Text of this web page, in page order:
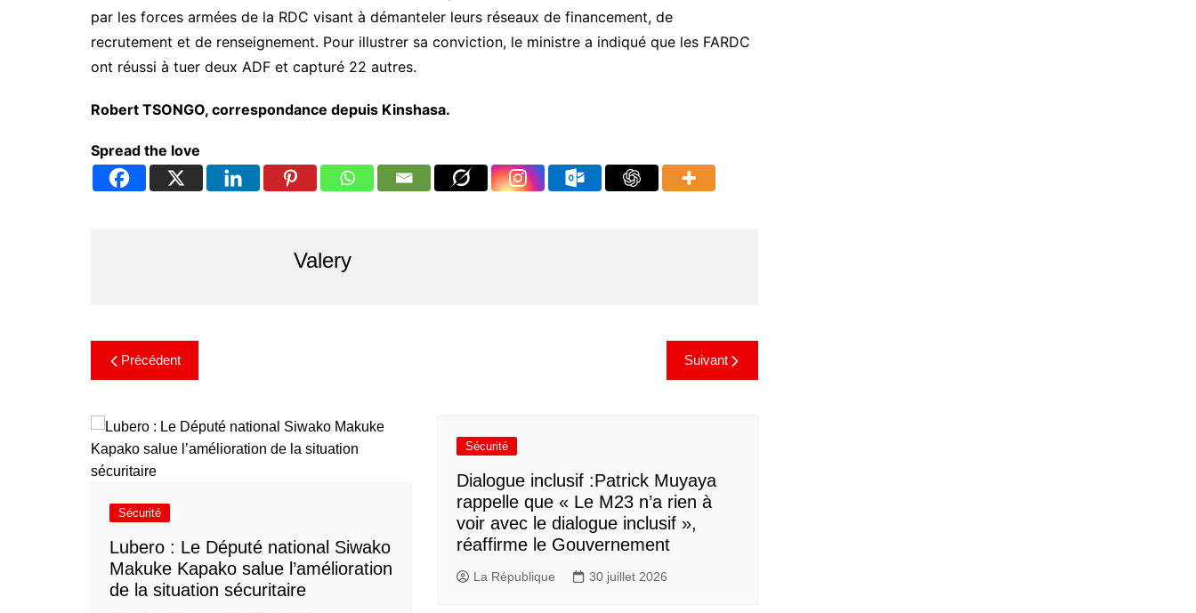
par les forces armées de la RDC visant à démanteler leurs réseaux de financement, de
recrutement et de renseignement. Pour illustrer sa conviction, le ministre a indiqué que les FARDC
ont réussi à tuer deux ADF et capturé 22 autres.
Robert TSONGO, correspondance depuis Kinshasa.
Spread the love
Valery
Précédent Suivant
Sécurité
Lubero : Le Député national Siwako
Makuke Kapako salue l’amélioration
de la situation sécuritaire
Sécurité
Dialogue inclusif :Patrick Muyaya
rappelle que « Le M23 n’a rien à
voir avec le dialogue inclusif »,
réaffirme le Gouvernement
La République 30 juillet 2026